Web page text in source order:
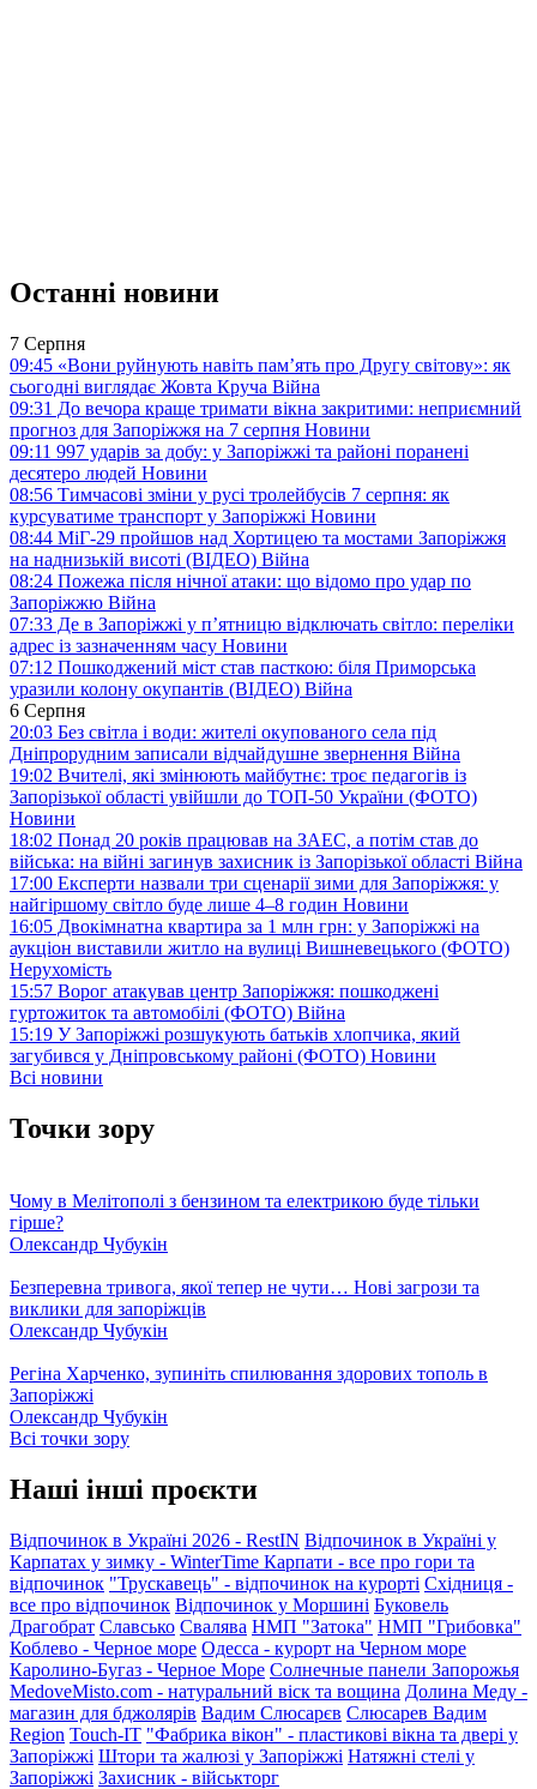
Останні новини
7 Серпня
09:45 «Вони руйнують навіть пам’ять про Другу світову»: як
сьогодні виглядає Жовта Круча Війна
09:31 До вечора краще тримати вікна закритими: неприємний
прогноз для Запоріжжя на 7 серпня Новини
09:11 997 ударів за добу: у Запоріжжі та районі поранені
десятеро людей Новини
08:56 Тимчасові зміни у русі тролейбусів 7 серпня: як
курсуватиме транспорт у Запоріжжі Новини
08:44 МіГ-29 пройшов над Хортицею та мостами Запоріжжя
на наднизькій висоті (ВІДЕО) Війна
08:24 Пожежа після нічної атаки: що відомо про удар по
Запоріжжю Війна
07:33 Де в Запоріжжі у п’ятницю відключать світло: переліки
адрес із зазначенням часу Новини
07:12 Пошкоджений міст став пасткою: біля Приморська
уразили колону окупантів (ВІДЕО) Війна
6 Серпня
20:03 Без світла і води: жителі окупованого села під
Дніпрорудним записали відчайдушне звернення Війна
19:02 Вчителі, які змінюють майбутнє: троє педагогів із
Запорізької області увійшли до ТОП-50 України (ФОТО)
Новини
18:02 Понад 20 років працював на ЗАЕС, а потім став до
війська: на війні загинув захисник із Запорізької області Війна
17:00 Експерти назвали три сценарії зими для Запоріжжя: у
найгіршому світло буде лише 4–8 годин Новини
16:05 Двокімнатна квартира за 1 млн грн: у Запоріжжі на
аукціон виставили житло на вулиці Вишневецького (ФОТО)
Нерухомість
15:57 Ворог атакував центр Запоріжжя: пошкоджені
гуртожиток та автомобілі (ФОТО) Війна
15:19 У Запоріжжі розшукують батьків хлопчика, який
загубився у Дніпровському районі (ФОТО) Новини
Всі новини
Точки зору
Чому в Мелітополі з бензином та електрикою буде тільки
гірше?
Олександр Чубукін
Безперевна тривога, якої тепер не чути… Нові загрози та
виклики для запоріжців
Олександр Чубукін
Регіна Харченко, зупиніть спилювання здорових тополь в
Запоріжжі
Олександр Чубукін
Всі точки зору
Наші інші проєкти
Відпочинок в Україні 2026 - RestIN Відпочинок в Україні у
Карпатах у зимку - WinterTime Карпати - все про гори та
відпочинок "Трускавець" - відпочинок на курорті Східниця -
все про відпочинок Відпочинок у Моршині Буковель
Драгобрат Славсько Свалява НМП "Затока" НМП "Грибовка"
Коблево - Черное море Одесса - курорт на Черном море
Каролино-Бугаз - Черное Море Солнечные панели Запорожья
MedoveMisto.com - натуральний віск та вощина Долина Меду -
магазин для бджолярів Вадим Слюсарєв Слюсарев Вадим
Region Touch-IT "Фабрика вікон" - пластикові вікна та двері у
Запоріжжі Штори та жалюзі у Запоріжжі Натяжні стелі у
Запоріжжі Захисник - військторг